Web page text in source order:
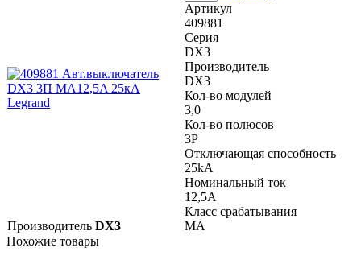
Артикул
409881
Серия
DX3
Производитель
DX3
Кол-во модулей
3,0
Кол-во полюсов
3P
Отключающая способность
25kA
Номинальный ток
12,5A
Класс срабатывания
MA
Производитель DX3
Похожие товары